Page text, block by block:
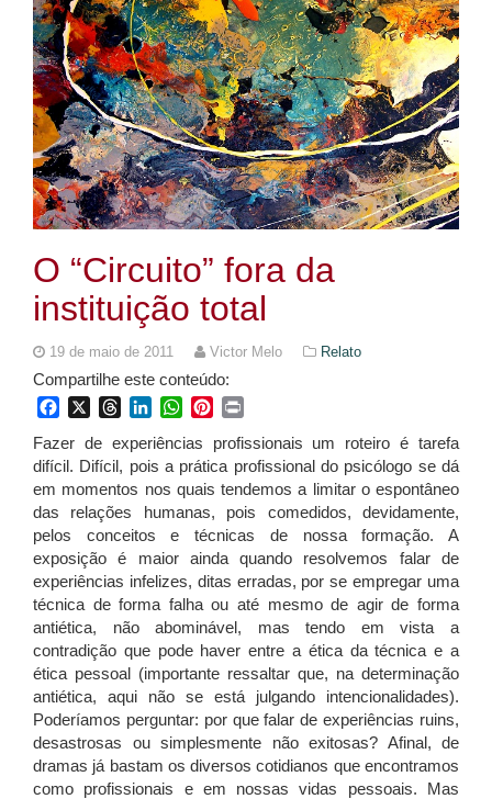
O “Circuito” fora da
instituição total
19 de maio de 2011 Victor Melo Relato
Compartilhe este conteúdo:
FacebookThreadsLinkedInWhatsApp
Pinterest
Fazer de experiências profissionais um roteiro é tarefa
difícil. Difícil, pois a prática profissional do psicólogo se dá
em momentos nos quais tendemos a limitar o espontâneo
das relações humanas, pois comedidos, devidamente,
pelos conceitos e técnicas de nossa formação. A
exposição é maior ainda quando resolvemos falar de
experiências infelizes, ditas erradas, por se empregar uma
técnica de forma falha ou até mesmo de agir de forma
antiética, não abominável, mas tendo em vista a
contradição que pode haver entre a ética da técnica e a
ética pessoal (importante ressaltar que, na determinação
antiética, aqui não se está julgando intencionalidades).
Poderíamos perguntar: por que falar de experiências ruins,
desastrosas ou simplesmente não exitosas? Afinal, de
dramas já bastam os diversos cotidianos que encontramos
como profissionais e em nossas vidas pessoais. Mas